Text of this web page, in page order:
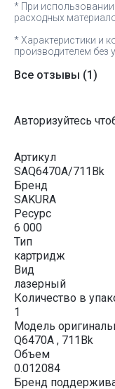
* При
расходных
* Характеристики и
производителем без
Все отзывы (1)
Авторизуйтесь
Артикул
SAQ6470A/711Bk
Бренд
SAKURA
Ресурс
6 000
Тип
картридж
Вид
лазерный
Количество в
1
Модель
Q6470A , 711Bk
Объем
0.012084
Бренд